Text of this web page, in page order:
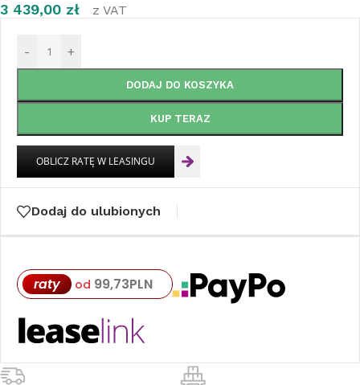
3 439,00 zł z VAT
- +
DODAJ DO KOSZYKA
KUP TERAZ
Dodaj do ulubionych
raty od 99,73PLN